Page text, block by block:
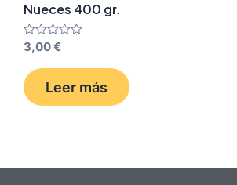
Nueces 400 gr.
Valorado
con
de
5
3,00€
Leer más